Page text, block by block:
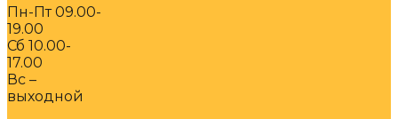
Пн-Пт 09.00-
19.00
Сб 10.00-
17.00
Вс –
выходной